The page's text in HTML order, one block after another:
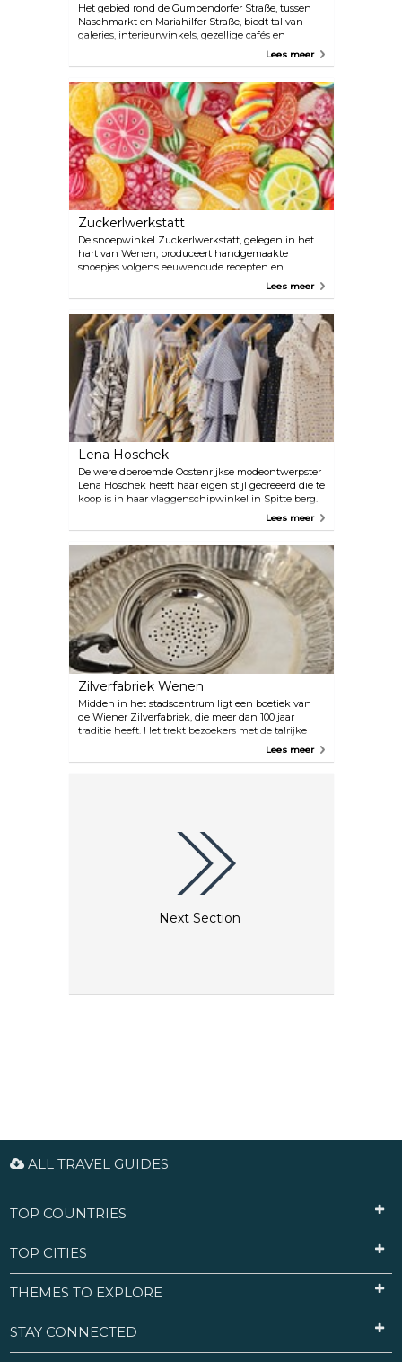
Het gebied rond de Gumpendorfer Straße, tussen
Naschmarkt en Mariahilfer Straße, biedt tal van
galeries, interieurwinkels, gezellige cafés en
onafhankelijke modeboetieks. Er heerst een
het een populaire plek is om 's avonds naar toe te
gaan.
Lees meer
Zuckerlwerkstatt
De snoepwinkel Zuckerlwerkstatt, gelegen in het
hart van Wenen, produceert handgemaakte
snoepjes volgens eeuwenoude recepten en
traditionele technieken. Het maken van deze zoete
worden geleerd. Populair bij zowel de lokale
bevolking als toeristen zijn de traditionele
Oostenrijkse zijden snoepjes: kussenvormig en
gevuld met chocolade, of de kleurrijke rotssnoepjes,
versierd met motieven, afbeeldingen en
geschriften.
Lees meer
Lena Hoschek
De wereldberoemde Oostenrijkse modeontwerpster
Lena Hoschek heeft haar eigen stijl gecreëerd die te
koop is in haar vlaggenschipwinkel in Spittelberg.
Geïnspireerd op de jaren 50, met klassieke snit en
getrokken van vele internationale beroemdheden
die de vrouwelijke snit hebben gewaardeerd met
een moderne twist aan haar ontwerp. In haar
studioboetiek vind je ook haar populaire versie van
de traditionele Oostenrijkse dirndl.
Lees meer
Zilverfabriek Wenen
Midden in het stadscentrum ligt een boetiek van
de Wiener Zilverfabriek, die meer dan 100 jaar
traditie heeft. Het trekt bezoekers met de talrijke
zilverproducten uit zowel de klassiekers van de
Lees meer
Next Section
ALL TRAVEL GUIDES
TOP COUNTRIES
TOP CITIES
THEMES TO EXPLORE
STAY CONNECTED